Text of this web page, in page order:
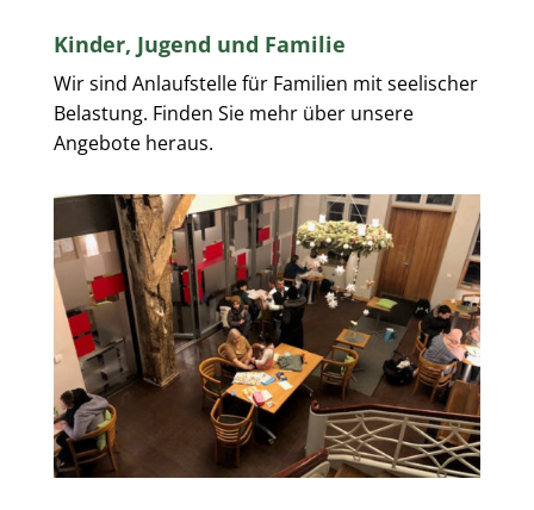
Kinder, Jugend und Familie
Wir sind Anlaufstelle für Familien mit seelischer
Belastung. Finden Sie mehr über unsere
Angebote heraus.